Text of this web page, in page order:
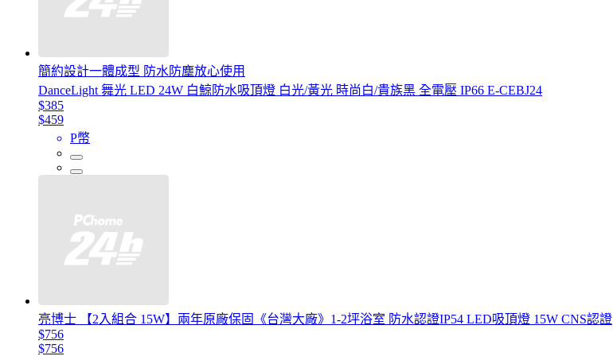
簡約設計一體成型 防水防塵放心使用
DanceLight 舞光 LED 24W 白鯨防水吸頂燈 白光/黃光 時尚白/貴族黑 全電壓 IP66 E-CEBJ24
$385
$459
P幣
亮博士 【2入組合 15W】兩年原廠保固《台灣大廠》1-2坪浴室 防水認證IP54 LED吸頂燈 15W CNS認證
$756
$756